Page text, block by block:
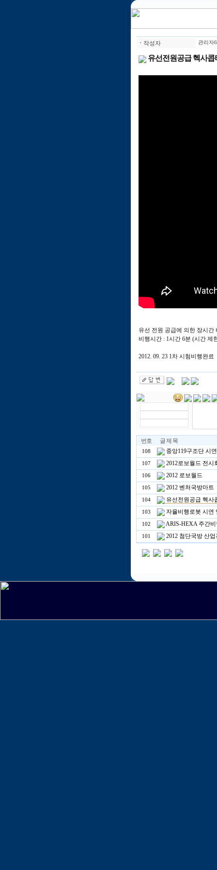
ㆍ 작성자 관리자
유선전원공급 헥사콥
유선 전원 공급에 의한 장시간
비행시간 : 1시간 6분 (시간 제
2012. 09. 23 1차 시험비행완료
번호 글 제 목
108 중앙119구조단 시
107 2012로보월드 전시
106 2012 로보월드
105 2012 벤처국방마트
104 유선전원공급 헥사
103 자율비행로봇 시연
102 ARIS-HEXA 주간비
101 2012 첨단국방 산업